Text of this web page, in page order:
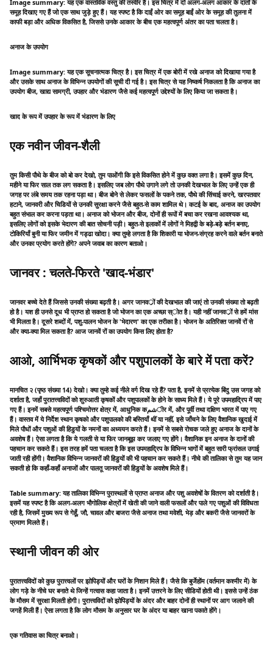
Image summary: यह एक वास्तविक वस्तु की तस्वीर है। इस चित्र में दो अलग-अलग आकार के दांतों के
समूह दिखाए गए हैं जो एक साथ जुड़े हुए हैं। यह स्पष्ट है कि दाईं ओर का समूह बाईं ओर के समूह की तुलना में
काफी बड़ा और अधिक विकसित है, जिससे उनके आकार के बीच एक महत्वपूर्ण अंतर का पता चलता है।
अनाज के उपयोग
Image summary: यह एक सूचनात्मक चित्र है। इस चित्र में एक बोरी में रखे अनाज को दिखाया गया है
और उसके साथ अनाज के विभिन्न उपयोगों की सूची दी गई है। इस चित्र से यह निष्कर्ष निकलता है कि अनाज का
उपयोग बीज, खाद्य सामग्री, उपहार और भंडारण जैसे कई महत्वपूर्ण उद्देश्यों के लिए किया जा सकता है।
खाद के रूप में उपहार के रूप में भंडारण के लिए
एक नवीन जीवन-शैली
तुम किसी पौथे के बीज को बो कर देखो, तुम पाओंगी कि इसे विकसित होने में कुछ वक्त लगा है। इसमें कुछ दिन,
महीने या फिर साल तक लग सकता है। इसलिए जब लोग पौथे उगाने लगे तो उनकी देखभाल के लिए उन्हें एक ही
जगह पर लंबे समय तक रहना पड़ा था। बीज बोने से लेकर फसलों के पकने तक, पौथे की सिंचाई करने, खरपतवार
हटाने, जानवरी और चिडियों से उनकी सुरक्षा करने जैसे बहुत-से काम शामिल थे। कटई के बाद, अनाज का उपयोग
बहुत संभाल कर करना पड़ता था। अनाज को भोजन और बीज, दोनों ही रूपों में बचा कर रखना आवश्यक था,
इसलिए लोगों को इसके भेदारण की बात सोचनी पड़ी। बहुत-से इलाकों में लोगों ने मिहद्वी के बड़े-बड़े बर्तन बनाए,
टोकिरियाँ बुनी या फिर जमीन में गड्ढा खोदा। क्या तुम्हे लगता है कि शिकारी या भोजन-संग्रह करने वाले बर्तन बनाते
और उनका प्रयोग करते होंगे? अपने जवाब का कारण बताओ।
जानवर : चलते-फिरते 'खाद-भंडार'
जानवर बच्चे देते हैं जिससे उनकी संख्या बढ़ती है। अगर जानवर्ों की देखभाल की जाएं तो उनकी संख्या तो बढ़ती
हो है। यश ही उनसे दूध भी प्राप्त हो सकता है जो भोजन का एक अच्छा स्ोत है। यही नहीं जानवर्ों से हमें मांस
भी मिलता है। दूसरे शब्दों में, पशु-पालन भोजन के 'भेदारण' का एक तरीका है। भोजन के अतिरिक्त जानवें रों से
और क्या-क्या मिल सकता है? आज जानवें रों का उपयोग किस लिए होता है?
आओ, आर्भिभक कृषकों और पशुपालकों के बारे में पता करें?
मानचित २ (पृष्ठ संख्या 14) देखो। क्या तुम्हे कई नीले वर्ग दिख रहे हैं? पता है, इनमें से प्रत्येक बिंदु उस जगह को
दर्शाता है, जहाँ पुरातत्त्वविदों को शुरुआती कृषकों और पशुपालकों के होने के साध्य मिले हैं। ये पूरे उपमहाद्रिप में पाए
गए हैं। इनमें सबसे महत्वपूर्ण पश्चिमोत्तर क्षेत्र में, आधुनिक कشمीर में, और पूर्वी तथा दक्षिण भारत में पाए गए
हैं। वास्तव में ये निर्देश स्थान कृषको और पशुपालको की बस्तियाँ थीं या नहीं, इसे जाँचने के लिए वैशानिक खुदाई में
मिले पौधों और पशुओं की हिडुयों के नमनों का अध्ययन करते हैं। इनमें से सबसे रोचक जले हुए अनाज के दानों के
अवशेष हैं। ऐसा लगता है कि ये गलती से या फिर जानबूझ कर जलाए गए होंगे। वैशानिक इन अनाज के दानों की
पहचान कर सकते हैं। इस तरह हमें पता चलता है कि इस उपमहाद्रिप के विभिन्न भागों में बहुत सारी फ्रांसल उगाई
जाती रही होंगी। वैशानिक विभिन्न जानवरों की हिडुयों की भी पहचान कर सकते हैं। नीचे की तालिका से तुम यह जान
सकती हो कि कहाँ-कहाँ अनाजों और पालतू जानवरों की हिडुयों के अवशेष मिले हैं।
Table summary: यह तालिका विभिन्न पुरास्थलों से प्राप्त अनाज और पशु अवशेषों के वितरण को दर्शाती है।
इसमें यह स्पष्ट है कि अलग-अलग भौगोलिक क्षेत्रों में खेती की जाने वाली फसलों और पाले गए पशुओं की विविधता
रही है, जिसमें मुख्य रूप से गेहूँ, जौ, चावल और बाजरा जैसे अनाज तथा मवेशी, भेड़ और बकरी जैसे जानवरों के
प्रमाण मिलते हैं।
स्थानी जीवन की ओर
पुरातत्त्वविदों को कुछ पुरात्त्वलों पर झोपिड्यों और घरों के निशान मिले हैं। जैसे कि बुर्जेहोंम (वर्तमान कश्मीर में) के
लोग गड़े के नीचे घर बनाते थे जिन्हें गत्वास कहा जाता है। इनमें उत्तरने के लिए सीडियों होती थी। इससे उन्हें ठंक
के मौसम में सुरक्षा मिलती होगी। पुरात्त्वविदों को झोपिड्यों के अंदर और बाहर दोनों ही स्थानों पर आग जलाने की
जगहें मिली हैं। ऐसा लगता है कि लोग मौसम के अनुसार घर के अंदर या बाहर खाना पकाते होंगे।
एक गतिवास का चित्र बनाओ।